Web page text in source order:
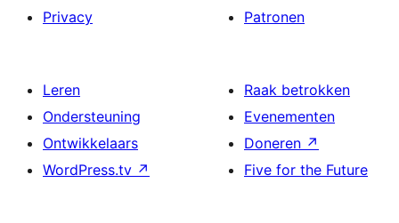
Privacy
Patronen
Leren
Ondersteuning
Ontwikkelaars
WordPress.tv ↗
Raak betrokken
Evenementen
Doneren ↗
Five for the Future